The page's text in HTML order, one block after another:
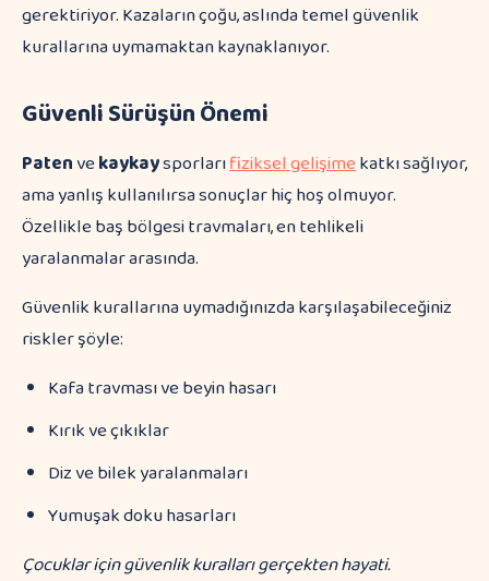
gerektiriyor. Kazaların çoğu, aslında temel güvenlik
kurallarına uymamaktan kaynaklanıyor.
Güvenli Sürüşün Önemi
Patenvekaykaysporlarıfiziksel gelişimekatkı sağlıyor,
ama yanlış kullanılırsa sonuçlar hiç hoş olmuyor.
Özellikle baş bölgesi travmaları, en tehlikeli
yaralanmalar arasında.
Güvenlik kurallarına uymadığınızda karşılaşabileceğiniz
riskler şöyle:
Kafa travması ve beyin hasarı
Kırık ve çıkıklar
Diz ve bilek yaralanmaları
Yumuşak doku hasarları
Çocuklar için güvenlik kuralları gerçekten hayati.